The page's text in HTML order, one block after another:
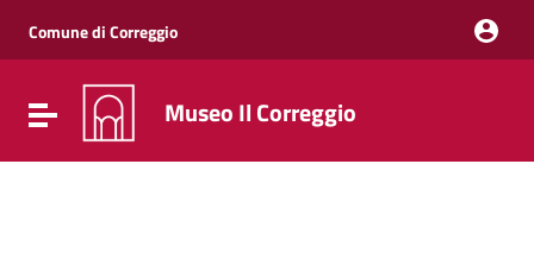
Vai al menu di navigazione
Vai al footer
Comune di Correggio
Attiva / disattiva la navigazione
Museo Il Correggio